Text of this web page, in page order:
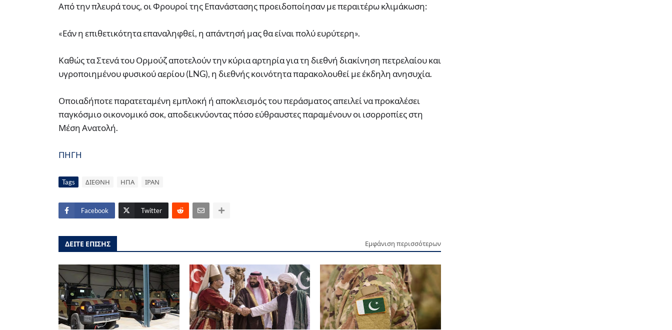
Από την πλευρά τους, οι Φρουροί της Επανάστασης προειδοποίησαν με περαιτέρω κλιμάκωση:
«Εάν η επιθετικότητα επαναληφθεί, η απάντησή μας θα είναι πολύ ευρύτερη».
Καθώς τα Στενά του Ορμούζ αποτελούν την κύρια αρτηρία για τη διεθνή διακίνηση πετρελαίου και
υγροποιημένου φυσικού αερίου (LNG), η διεθνής κοινότητα παρακολουθεί με έκδηλη ανησυχία.
Οποιαδήποτε παρατεταμένη εμπλοκή ή αποκλεισμός του περάσματος απειλεί να προκαλέσει
παγκόσμιο οικονομικό σοκ, αποδεικνύοντας πόσο εύθραυστες παραμένουν οι ισορροπίες στη
Μέση Ανατολή.
ΠΗΓΗ
Tags ΔΙΕΘΝΗ ΗΠΑ ΙΡΑΝ
Facebook Twitter
ΔΕΙΤΕ ΕΠΙΣΗΣ Εμφάνιση περισσότερων